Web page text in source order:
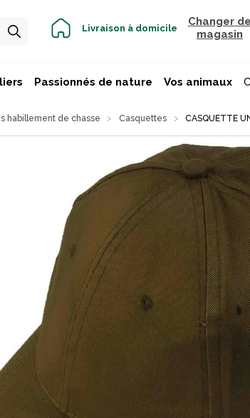
Livraison à domicile
Changer de
magasin
Passionnés de nature Vos animaux
habillement de chasse Casquettes CASQUETTE